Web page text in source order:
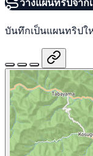
บันทึกเป็นแผนทริปใ